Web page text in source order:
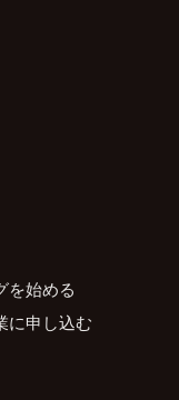
を始める
に申し込む